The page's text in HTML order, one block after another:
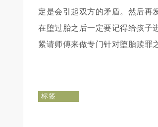
定是会引起双方的矛盾。然后再
在堕过胎之后一定要记得给孩子
紧请师傅来做专门针对堕胎赎罪
标签